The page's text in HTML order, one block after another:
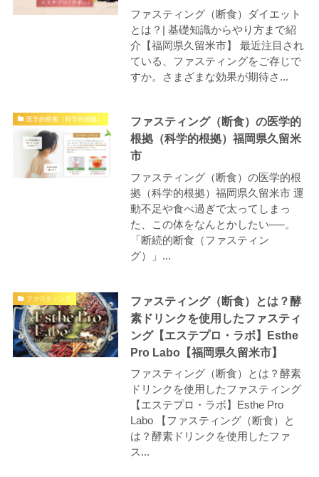
ファスティング（断食）ダイエット
とは？| 基礎知識からやり方まで紹
介【福岡県久留米市】 最近注目され
ている、ファスティングをご存じで
すか。さまざまな効果が期待さ...
医学的根拠（科学的根拠）
ファスティング（断食）の医学的
根拠（科学的根拠）福岡県久留米
市
ファスティング（断食）の医学的根
拠（科学的根拠）福岡県久留米市 運
動不足や食べ過ぎで太ってしまっ
た、この体をなんとかしたい──。
「断続的断食（ファスティン
グ）」...
ファスティング
ファスティング（断食）とは？酵
素ドリンクを使用したファスティ
ング【エステプロ・ラボ】Esthe
Pro Labo【福岡県久留米市】
ファスティング（断食）とは？酵素
ドリンクを使用したファスティング
【エステプロ・ラボ】Esthe Pro
Labo 【ファスティング（断食）と
は？酵素ドリンクを使用したファ
ス...